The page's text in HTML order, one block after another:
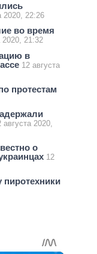
2020, 22:26
во время
2020, 21:32
в
12 августа
протестам
августа 2020,
о
12
пиротехники